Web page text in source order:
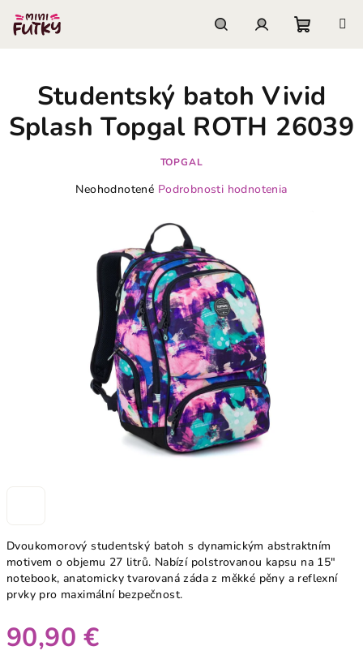
obsah
košík
Dvoukomorový studentský batoh s dynamickým abstraktním
motivem o objemu 27 litrů. Nabízí polstrovanou kapsu na 15"
notebook, anatomicky tvarovaná záda z měkké pěny a reflexní
prvky pro maximální bezpečnost.
90,90 €
Studentský batoh Vivid
Splash Topgal ROTH 26039
TOPGAL
Priemerné
hviezdičiek.
Neohodnotené Podrobnosti hodnotenia